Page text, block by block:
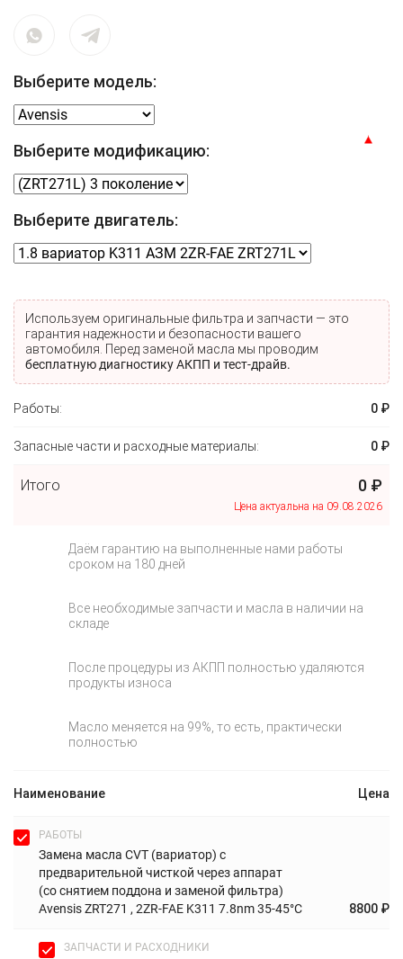
Выберите модель:
Выберите модификацию:
Выберите двигатель:
Используем oригинальные фильтра и запчасти — это
гарантия надежности и безопасности вашего
автомобиля. Перед заменой масла мы проводим
бесплатную диагностику АКПП и тест-драйв.
Работы: 0 ₽
Запасные части и расходные материалы: 0 ₽
Итого 0 ₽
Цена актуальна на 09.08.2026
Даём гарантию на выполненные нами работы
сроком на 180 дней
Все необходимые запчасти и масла в наличии на
складе
После процедуры из АКПП полностью удаляются
продукты износа
Масло меняется на 99%, то есть, практически
полностью
Наименование Цена
РАБОТЫ
Замена масла CVT (вариатор) с
предварительной чисткой через аппарат
(со снятием поддона и заменой фильтра)
Avensis ZRT271 , 2ZR-FAE K311 7.8nm 35-45°C
8800 ₽
ЗАПЧАСТИ И РАСХОДНИКИ